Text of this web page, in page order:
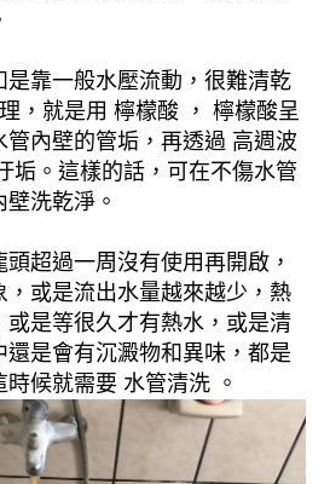
是靠一般水壓流動，很難清乾
，就是用 檸檬酸 ， 檸檬酸呈
管內壁的管垢，再透過 高週波
垢。這樣的話，可在不傷水管
洗乾淨。
超過一周沒有使用再開啟，
或是流出水量越來越少，熱
或是等很久才有熱水，或是清
還是會有沉澱物和異味，都是
候就需要 水管清洗 。